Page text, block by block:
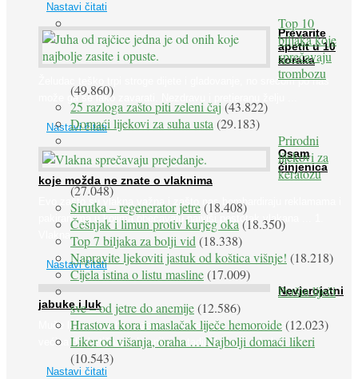
Nastavi čitati
Prevarite
apetit u 10
koraka
Želudac teško trpi stroge dijete i gladovanje, no srećom po nas
može ga se lako zavarati. Nezdravu i pretjeranu želju ...
Nastavi čitati
Osam
činjenica
koje možda ne znate o vlaknima
Evo zašto su vlakna važna i zašto nas bombardiraju reklamama i
pakiranjima u kojima obećavaju najviši postotak vlakana ... 1.
Vlakna ...
Nastavi čitati
Nevjerojatni
jabuke i luk
Muče li vas tegobe vezane uz srce, oči i živce, od kojih pati
većina dijabetičara u kasnijem stadiju bolesti, jabuke ...
Nastavi čitati
Top 10
biljaka koje
sprečavaju
trombozu
(49.860)
25 razloga zašto piti zeleni čaj(43.822)
Domaći lijekovi za suha usta (29.183)
Prirodni
lijekovi za
keratozu
(27.048)
Sirutka – regenerator jetre(18.408)
Češnjak i limun protiv kurjeg oka (18.350)
Top 7 biljaka za bolji vid (18.338)
Napravite ljekoviti jastuk od koštica višnje! (18.218)
Cijela istina o listu masline(17.009)
Peršin liječi
sve – od jetre do anemije(12.586)
Hrastova kora i maslačak liječe hemoroide(12.023)
Liker od višanja, oraha … Najbolji domaći likeri
(10.543)